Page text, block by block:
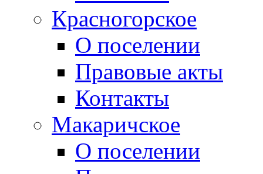
Красногорское
О поселении
Правовые акты
Контакты
Макаричское
О поселении